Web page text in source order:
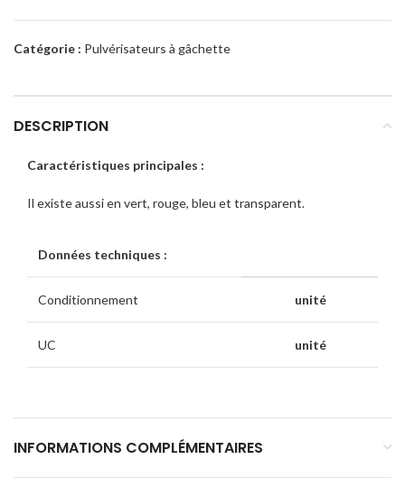
Catégorie : Pulvérisateurs à gâchette
DESCRIPTION
Caractéristiques principales :
Il existe aussi en vert, rouge, bleu et transparent.
Données techniques :
Conditionnement unité
UC unité
INFORMATIONS COMPLÉMENTAIRES